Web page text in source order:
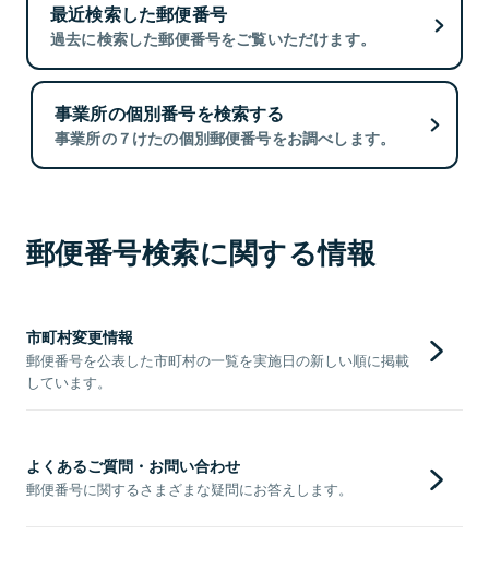
最近検索した郵便番号
過去に検索した郵便番号をご覧いただけます。
事業所の個別番号を検索する
事業所の７けたの個別郵便番号をお調べします。
郵便番号検索に関する情報
市町村変更情報
郵便番号を公表した市町村の一覧を実施日の新しい順に掲載
しています。
よくあるご質問・お問い合わせ
郵便番号に関するさまざまな疑問にお答えします。